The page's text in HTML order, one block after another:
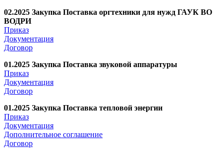
02.2025 Закупка Поставка оргтехники для нужд ГАУК ВО
ВОДРИ
Приказ
Документация
Договор
01.2025 Закупка Поставка звуковой аппаратуры
Приказ
Документация
Договор
01.2025 Закупка Поставка тепловой энергии
Приказ
Документация
Дополнительное соглашение
Договор